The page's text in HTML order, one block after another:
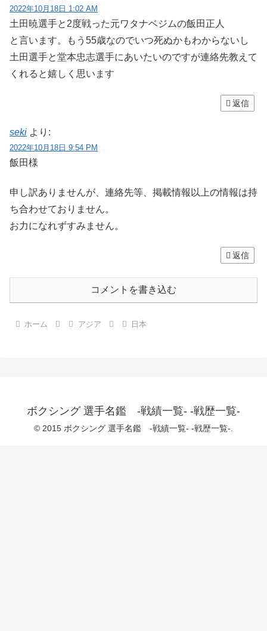
2022年10月18日 1:02 AM
土田暁選手と2度戦った元ワタナベジムの飯田正人
と言います。もう55歳なのでいつ死ぬかもわからないし
土田選手と堂本忠志選手にあいたいのですが連絡先教えて
くれると嬉しく思います
返信
seki より:
2022年10月18日 9:54 PM
飯田様
申し訳ありませんが、連絡先等、掲載情報以上の情報は持
ち合わせておりません。
お力になれずすみません。
返信
コメントを書き込む
ホーム アジア 日本
ボクシング 選手名鑑 -戦績一覧- -戦歴一覧-
© 2015 ボクシング 選手名鑑 -戦績一覧- -戦歴一覧-.